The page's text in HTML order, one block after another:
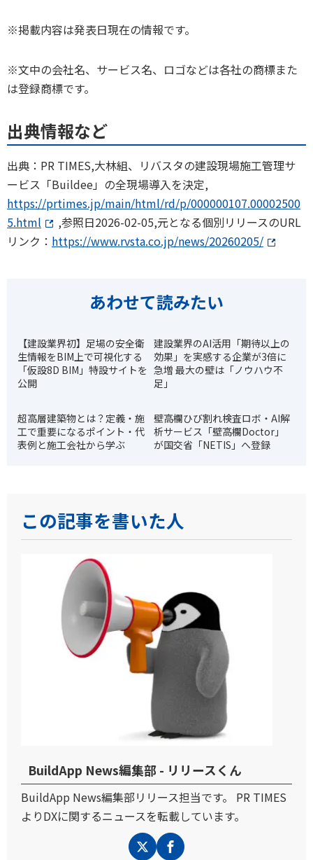
※掲載内容は発表日現在の情報です。
※文中の会社名、サービス名、ロゴなどは各社の商標また
は登録商標です。
出典情報など
出典：PR TIMES,大林組、リバスタの建設現場施工管理サ
ービス「Buildee」の全現場導入を決定,
https://prtimes.jp/main/html/rd/p/000000107.00002500
5.html
,参照日2026-02-05,元となる個別リリースのURL
リンク： https://www.rvsta.co.jp/news/20260205/
あわせて読みたい
【建設業界初】足場の安全衛
生情報をBIM上で可視化する
「仮設8D BIM」特設サイトを
公開
建設業界のAI活用「期待以上の
効果」を実感する企業が3倍に
急増 最大の壁は「ノウハウ不
足」
超高層建築物とは？定義・施
工で重要になるポイント・代
表例と施工会社から学ぶ
壁⾼欄ひび割れ検査ロボ・AI解
析サービス「壁⾼欄Doctor」
が国交省「NETIS」へ登録
この記事を書いた人
BuildApp News編集部 - リリースくん
BuildApp News編集部リリース担当です。 PR TIMES
よりDXに関するニュースを転載しています。